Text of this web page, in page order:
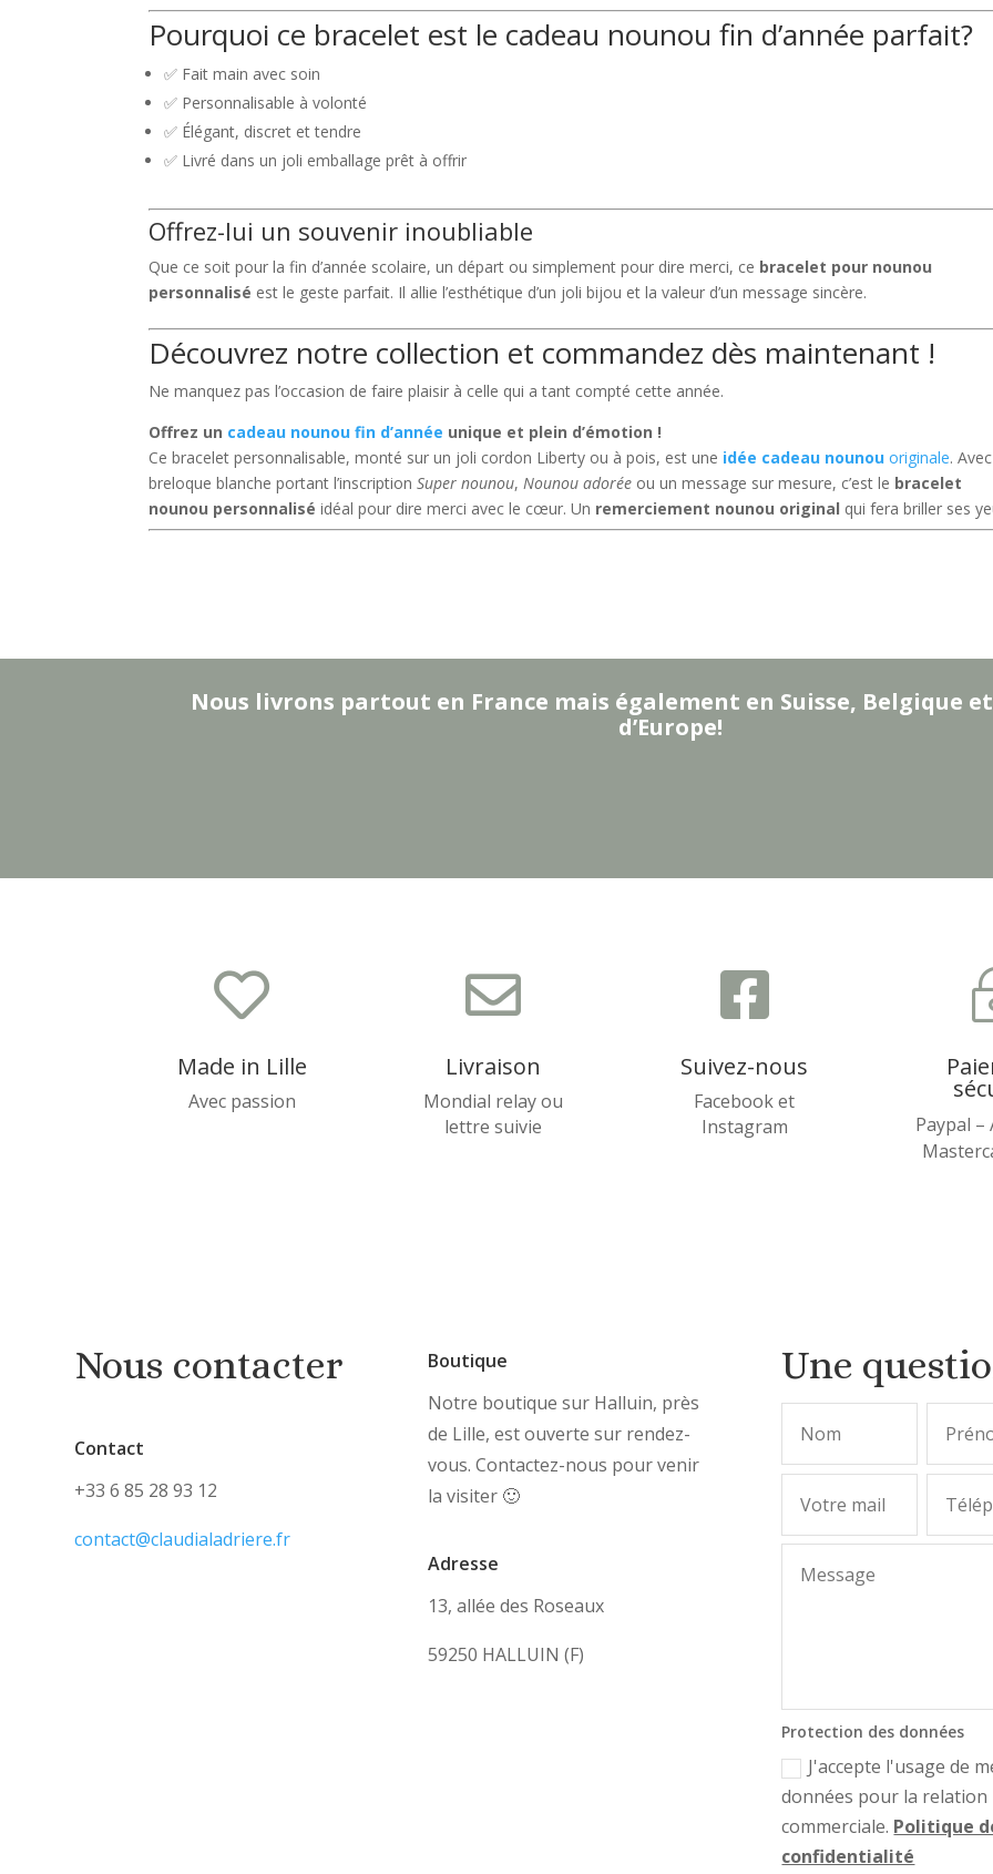
Pourquoi ce bracelet est le cadeau nounou fin d’année parfait?
✅ Fait main avec soin
✅ Personnalisable à volonté
✅ Élégant, discret et tendre
✅ Livré dans un joli emballage prêt à offrir
Offrez-lui un souvenir inoubliable
Que ce soit pour la fin d’année scolaire, un départ ou simplement pour dire merci, ce bracelet pour nounou
personnalisé est le geste parfait. Il allie l’esthétique d’un joli bijou et la valeur d’un message sincère.
Découvrez notre collection et commandez dès maintenant !
Ne manquez pas l’occasion de faire plaisir à celle qui a tant compté cette année.
Offrez un cadeau nounou fin d’année unique et plein d’émotion !
Ce bracelet personnalisable, monté sur un joli cordon Liberty ou à pois, est une idée cadeau nounou originale.
breloque blanche portant l’inscriptionSuper nounou,Nounou adorée ou un message sur mesure, c’est le bracelet
nounou personnalisé idéal pour dire merci avec le cœur. Un remerciement nounou original qui fera briller ses
Nous livrons partout en France mais également en Suisse, Belgique
d’Europe!

Made in Lille
Avec passion

Livraison
Mondial relay ou
lettre suivie

Suivez-nous
Facebook et
Instagram
Paypal
Nous contacter
Contact
+33 6 85 28 93 12
contact@claudialadriere.fr
Boutique
Notre boutique sur Halluin, près
de Lille, est ouverte sur rendez-
vous. Contactez-nous pour venir
la visiter 🙂
Adresse
13, allée des Roseaux
59250 HALLUIN (F)
Une
Protection des données
J'accepte l'usage de
données pour la relation
commerciale. Politique
confidentialité